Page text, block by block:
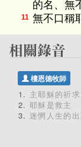
的名、無
11 無不口稱
樓恩德牧師
主耶穌的祈
耶穌是救主
迷惘人生的